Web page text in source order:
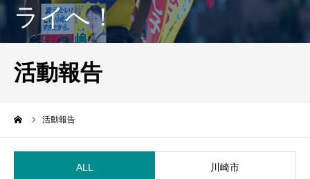
ライへ！
活動報告
活動報告
ALL 川崎市